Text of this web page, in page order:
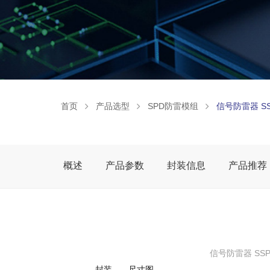
首页 产品选型 SPD防雷模组 信号防雷器
概述 产品参数 封装信息 产品推荐
信号防雷器